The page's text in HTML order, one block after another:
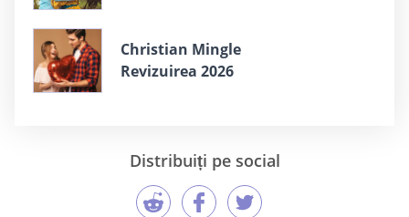
Christian Mingle
Revizuirea 2026
Distribuiți pe social